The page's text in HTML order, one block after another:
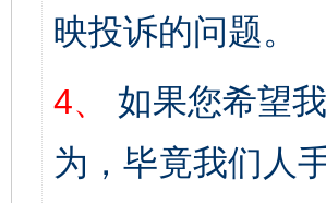
映投诉的问题。
4、
如果您希望
为，毕竟我们人